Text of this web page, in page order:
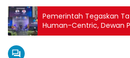
Pemerintah Tegaskan
Human-Centric, Dewan
dengan Panduan Etika